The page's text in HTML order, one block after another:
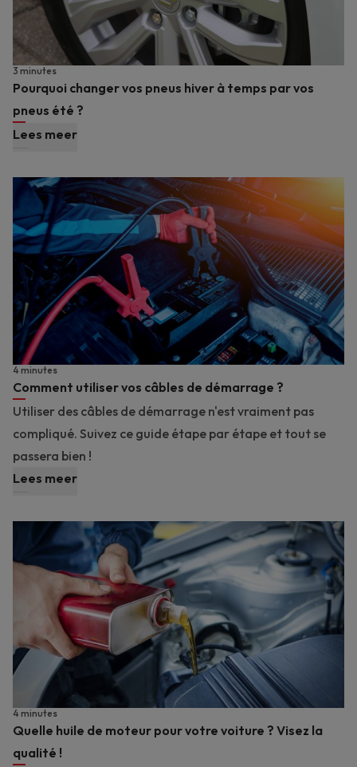
Pourquoi changer vos pneus hiver à temps par vos
pneus été ?
3 minutes
Lees meer
Comment utiliser vos câbles de démarrage ?
4 minutes
Utiliser des câbles de démarrage n'est vraiment pas
compliqué. Suivez ce guide étape par étape et tout se
passera bien !
Lees meer
Quelle huile de moteur pour votre voiture ? Visez la
qualité !
4 minutes